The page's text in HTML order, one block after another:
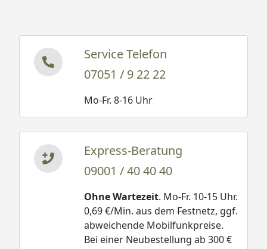
Service Telefon
07051 / 9 22 22
Mo-Fr. 8-16 Uhr
Express-Beratung
09001 / 40 40 40
Ohne Wartezeit. Mo-Fr. 10-15 Uhr.
0,69 €/Min. aus dem Festnetz, ggf.
abweichende Mobilfunkpreise.
Bei einer Neubestellung ab 300 €